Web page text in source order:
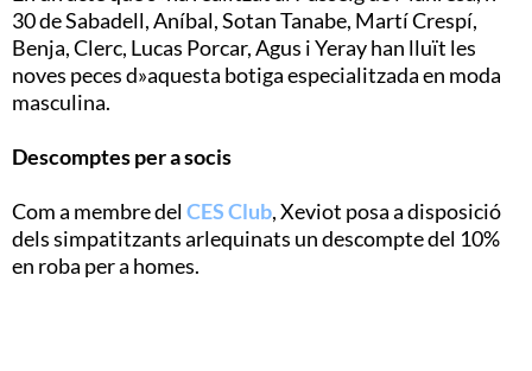
30 de Sabadell, Aníbal, Sotan Tanabe, Martí Crespí,
Benja, Clerc, Lucas Porcar, Agus i Yeray han lluït les
noves peces d»aquesta botiga especialitzada en moda
masculina.
Descomptes per a socis
Com a membre delCES Club, Xeviot posa a disposició
dels simpatitzants arlequinats un descompte del 10%
en roba per a homes.